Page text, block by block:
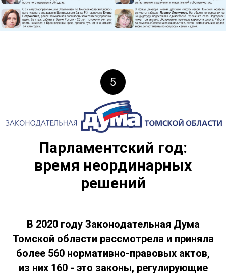
5
Парламентский год:
время неординарных
решений
В 2020 году Законодательная Дума
Томской области рассмотрела и приняла
более 560 нормативно-правовых актов,
из них 160 - это законы, регулирующие